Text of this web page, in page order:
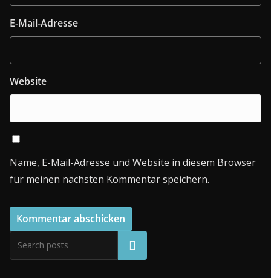
E-Mail-Adresse
Website
Name, E-Mail-Adresse und Website in diesem Browser
für meinen nächsten Kommentar speichern.
Suchen